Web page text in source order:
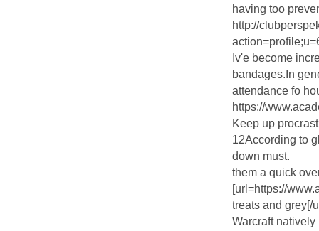
having too
http://
Iv'e become
bandages.In
attendance fo
https://
Keep up
12According to
down must.
them a quick
[url=https://
treats and grey[/
Warcraft natively